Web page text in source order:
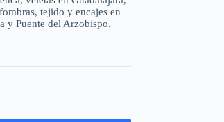
tejido y encajes en
y Puente del Arzobispo.